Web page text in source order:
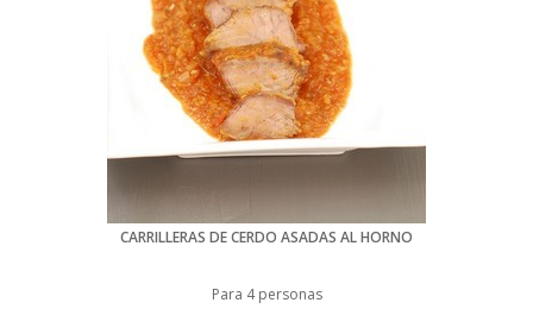
CARRILLERAS DE CERDO ASADAS AL HORNO
Para 4 personas